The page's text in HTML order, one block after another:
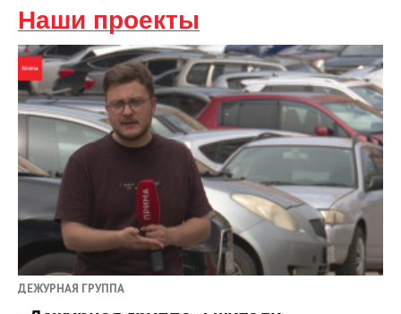
Наши проекты
ДЕЖУРНАЯ ГРУППА